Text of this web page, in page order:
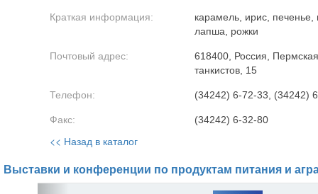
Краткая информация:
карамель, ирис,
лапша, рожки
Почтовый адрес:
618400, Россия,
танкистов, 15
Телефон: (34242) 6-72-33, (34242)
Факс: (34242) 6-32-80
<< Назад в каталог
Выставки и конференции по продуктам питания и